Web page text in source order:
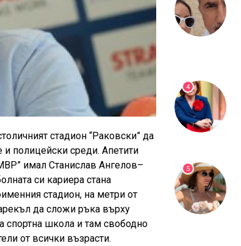
стадион “Раковски” да
полицейски среди. Апетити
имал Станислав Ангелов–
си кариера стана
стадион, на метри от
да сложи ръка върху
спортна школа и там свободно
от всички възрасти.
4
5